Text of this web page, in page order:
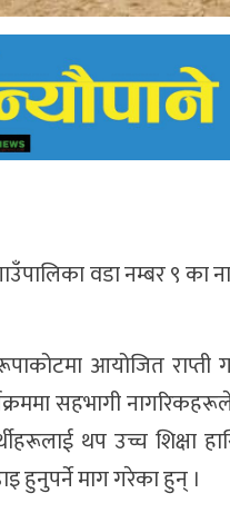
वडा नम्बर ९
आयोजित
सहभागी
थप उच्च
हुनुपर्ने माग गरेका हुन् ।